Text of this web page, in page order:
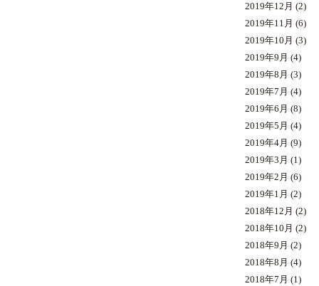
2019年12月 (2)
2019年11月 (6)
2019年10月 (3)
2019年9月 (4)
2019年8月 (3)
2019年7月 (4)
2019年6月 (8)
2019年5月 (4)
2019年4月 (9)
2019年3月 (1)
2019年2月 (6)
2019年1月 (2)
2018年12月 (2)
2018年10月 (2)
2018年9月 (2)
2018年8月 (4)
2018年7月 (1)